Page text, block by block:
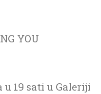
YOU
u 19 sati u Galeriji